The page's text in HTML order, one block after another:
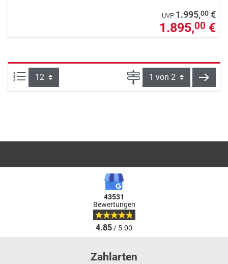
UVP 1.995,00 €
1.895,00 €
Artikel pro Seite: Seite
43531
Bewertungen
4.85/ 5.00
Zahlarten